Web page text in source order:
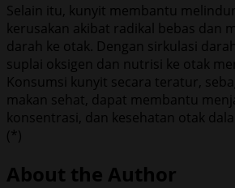
Selain itu, kunyit membantu
kerusakan akibat radikal bebas dan
darah ke otak. Dengan sirkulasi
suplai oksigen dan nutrisi ke otak
Konsumsi kunyit secara teratur,
makan sehat, dapat membantu
konsentrasi, dan kesehatan otak
(*)
About the Author